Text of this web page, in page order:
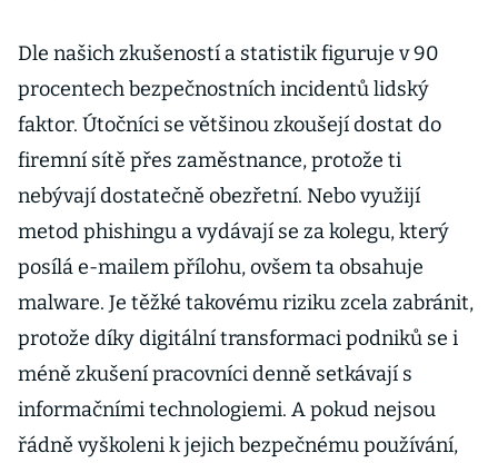
Dle našich zkušeností a statistik figuruje v 90
procentech bezpečnostních incidentů lidský
faktor. Útočníci se většinou zkoušejí dostat do
firemní sítě přes zaměstnance, protože ti
nebývají dostatečně obezřetní. Nebo využijí
metod phishingu a vydávají se za kolegu, který
posílá e-mailem přílohu, ovšem ta obsahuje
malware. Je těžké takovému riziku zcela zabránit,
protože díky digitální transformaci podniků se i
méně zkušení pracovníci denně setkávají s
informačními technologiemi. A pokud nejsou
řádně vyškoleni k jejich bezpečnému používání,